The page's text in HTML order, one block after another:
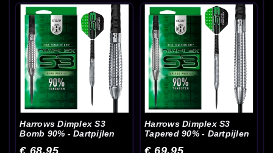
Harrows Dimplex S3
Bomb 90% - Dartpijlen
Harrows Dimplex S3
Tapered 90% - Dartpijlen